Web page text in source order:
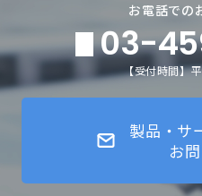
お電話での
03-
【受付時間】
製品・サ
お